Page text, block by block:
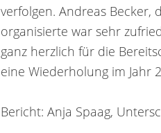
verfolgen. Andreas Becker,
organisierte war sehr
ganz herzlich für die
eine Wiederholung im Jahr
Bericht: Anja Spaag,